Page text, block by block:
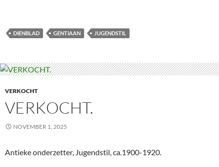
DIENBLAD GENTIAAN JUGENDSTIL
VERKOCHT
VERKOCHT.
NOVEMBER 1, 2025
Antieke onderzetter, Jugendstil, ca.1900-1920.